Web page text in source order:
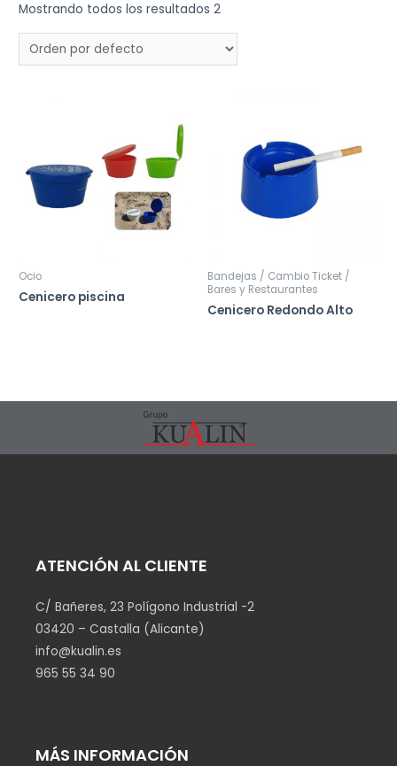
Mostrando todos los resultados 2
Ocio
Cenicero piscina
Bandejas / Cambio Ticket /
Bares y Restaurantes
Cenicero Redondo Alto
ATENCIÓN AL CLIENTE
C/ Bañeres, 23 Polígono Industrial -2
03420 – Castalla (Alicante)
info@kualin.es
965 55 34 90
MÁS INFORMACIÓN